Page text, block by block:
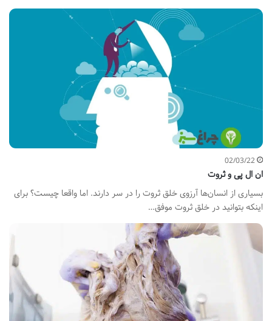
02/03/22
ان ال پی و ثروت
بسیاری از انسان‌ها آرزوی خلق ثروت را در سر دارند. اما واقعا چیست؟ برای
اینکه بتوانید در خلق ثروت موفق…